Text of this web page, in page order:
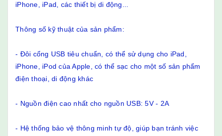
iPhone, iPad, các thiết bị di động...
Thông số kỹ thuật của sản phẩm:
- Đôi cổng USB tiêu chuẩn, có thể sử dụng cho iPad,
iPhone, iPod của Apple, có thể sạc cho một số sản phẩm
điện thoại, di động khác
- Nguồn điện cao nhất cho nguồn USB: 5V - 2A
- Hệ thống bảo vệ thông minh tự độ, giúp bạn tránh việc